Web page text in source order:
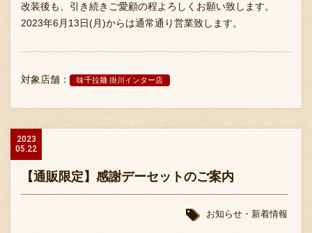
改装後も、引き続きご愛顧の程よろしくお願い致します。
2023年6月13日(月)からは通常通り営業致します。
対象店舗： 味千拉麺 掛川インター店
2023
05.22
【通販限定】感謝デーセットのご案内
お知らせ・新着情報